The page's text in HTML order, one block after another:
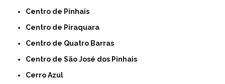
Centro de Pinhais
Centro de Piraquara
Centro de Quatro Barras
Centro de São José dos Pinhais
Cerro Azul